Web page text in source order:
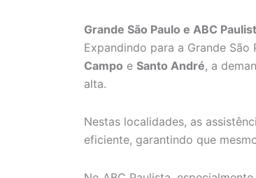
Grande São Paulo e ABC
Expandindo para a Grande
Campo e Santo André, a
alta.
Nestas localidades, as
eficiente, garantindo que